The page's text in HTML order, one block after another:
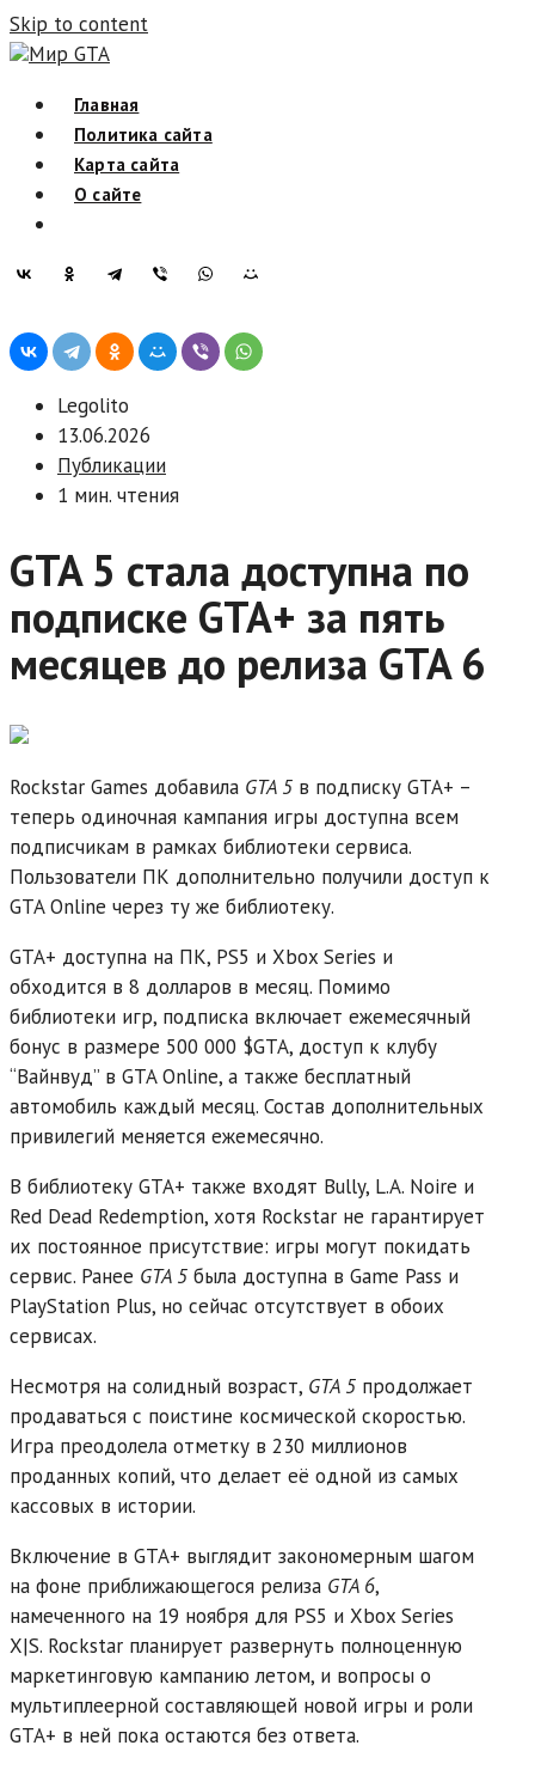
Skip to content
Мир GTA
Главная
Политика сайта
Карта сайта
О сайте
Legolito
13.06.2026
Публикации
1 мин. чтения
GTA 5 стала доступна по
подписке GTA+ за пять
месяцев до релиза GTA 6
Rockstar Games добавила GTA 5 в подписку GTA+ –
теперь одиночная кампания игры доступна всем
подписчикам в рамках библиотеки сервиса.
Пользователи ПК дополнительно получили доступ к
GTA Online через ту же библиотеку.
GTA+ доступна на ПК, PS5 и Xbox Series и
обходится в 8 долларов в месяц. Помимо
библиотеки игр, подписка включает ежемесячный
бонус в размере 500 000 $GTA, доступ к клубу
“Вайнвуд” в GTA Online, а также бесплатный
автомобиль каждый месяц. Состав дополнительных
привилегий меняется ежемесячно.
В библиотеку GTA+ также входят Bully, L.A. Noire и
Red Dead Redemption, хотя Rockstar не гарантирует
их постоянное присутствие: игры могут покидать
сервис. Ранее GTA 5 была доступна в Game Pass и
PlayStation Plus, но сейчас отсутствует в обоих
сервисах.
Несмотря на солидный возраст, GTA 5 продолжает
продаваться с поистине космической скоростью.
Игра преодолела отметку в 230 миллионов
проданных копий, что делает её одной из самых
кассовых в истории.
Включение в GTA+ выглядит закономерным шагом
на фоне приближающегося релиза GTA 6,
намеченного на 19 ноября для PS5 и Xbox Series
X|S. Rockstar планирует развернуть полноценную
маркетинговую кампанию летом, и вопросы о
мультиплеерной составляющей новой игры и роли
GTA+ в ней пока остаются без ответа.